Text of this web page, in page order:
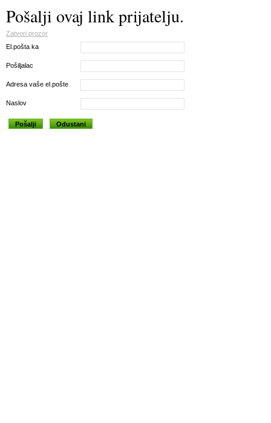
Pošalji ovaj link prijatelju.
Zatvori prozor
El.pošta ka
Pošiljalac
Adresa vaše el.pošte
Naslov
Pošalji Odustani